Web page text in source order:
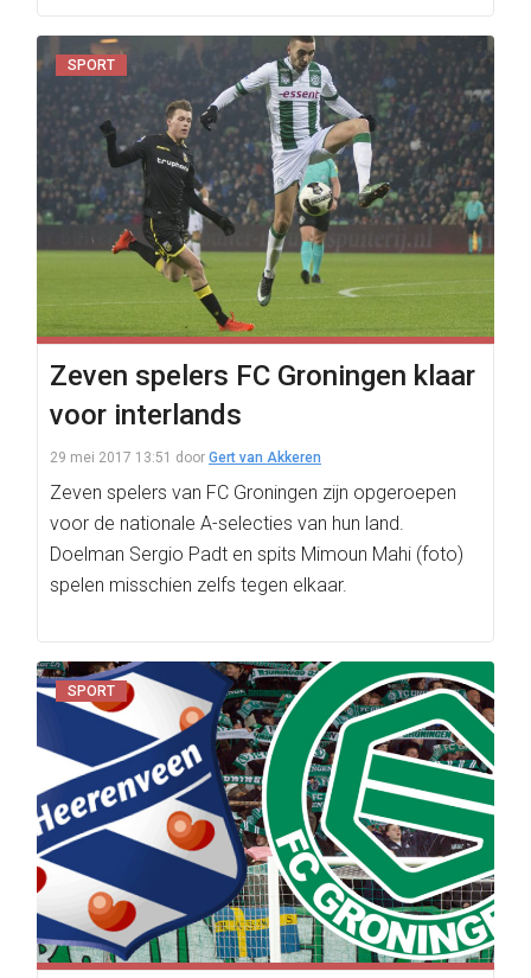
SPORT
Zeven spelers FC Groningen klaar
voor interlands
29 mei 2017 13:51 door Gert van Akkeren
Zeven spelers van FC Groningen zijn opgeroepen
voor de nationale A-selecties van hun land.
Doelman Sergio Padt en spits Mimoun Mahi (foto)
spelen misschien zelfs tegen elkaar.
SPORT